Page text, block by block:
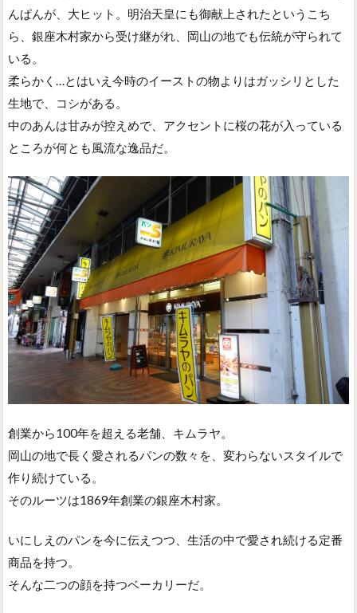
んぱんが、大ヒット。明治天皇にも御献上されたというこち
ら、銀座木村家から受け継がれ、岡山の地でも伝統が守られて
いる。
柔らかく…とはいえ今時のイーストの物よりはガッシリとした
生地で、コシがある。
中のあんは甘みが控えめで、アクセントに桜の花が入っている
ところが何とも風流な逸品だ。
創業から100年を超える老舗、キムラヤ。
岡山の地で長く愛されるパンの数々を、変わらないスタイルで
作り続けている。
そのルーツは1869年創業の銀座木村家。
いにしえのパンを今に伝えつつ、生活の中で愛され続ける定番
商品を持つ。
そんな二つの顔を持つベーカリーだ。